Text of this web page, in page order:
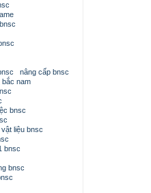
nâng cấp bnsc
bắc nam
bnsc
liệu bnsc
bnsc
bnsc